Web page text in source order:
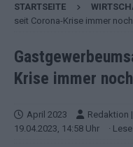
STARTSEITE
seit Corona-Krise immer
Krise immer
April 2023 Redaktion
19.04.2023, 14:58 Uhr
·